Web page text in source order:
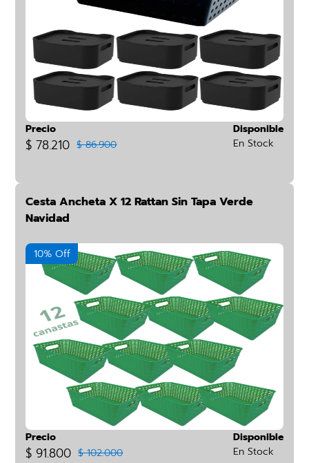
Precio
$ 78.210 $ 86.900
Disponible
En Stock
Cesta Ancheta X 12 Rattan Sin Tapa Verde
Navidad
10% Off
Precio
$ 91.800 $ 102.000
Disponible
En Stock